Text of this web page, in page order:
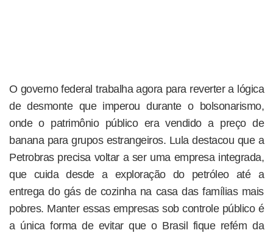
O governo federal trabalha agora para reverter a lógica
de desmonte que imperou durante o bolsonarismo,
onde o patrimônio público era vendido a preço de
banana para grupos estrangeiros. Lula destacou que a
Petrobras precisa voltar a ser uma empresa integrada,
que cuida desde a exploração do petróleo até a
entrega do gás de cozinha na casa das famílias mais
pobres. Manter essas empresas sob controle público é
a única forma de evitar que o Brasil fique refém da